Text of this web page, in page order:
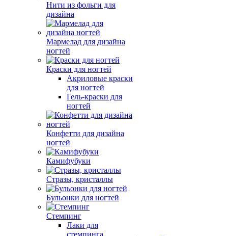
Нити из фольги для
дизайна
Мармелад для дизайна
ногтей
Краски для ногтей
Акриловые краски
для ногтей
Гель-краски для
ногтей
Конфетти для дизайна
ногтей
Камифубуки
Стразы, кристаллы
Бульонки для ногтей
Стемпинг
Лаки для
стемпинга